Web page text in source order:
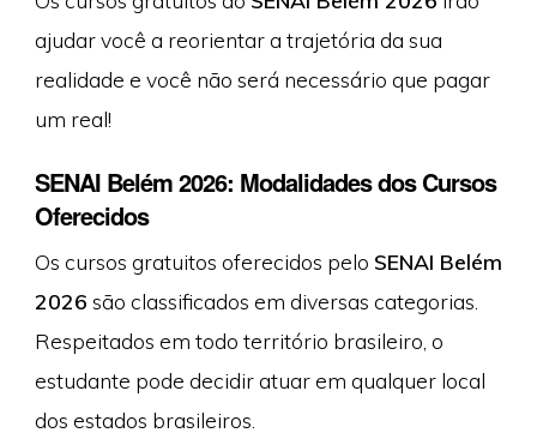
ajudar você a reorientar a trajetória da sua
realidade e você não será necessário que pagar
um real!
SENAI Belém 2026: Modalidades dos Cursos
Oferecidos
Os cursos gratuitos oferecidos pelo SENAI Belém
2026 são classificados em diversas categorias.
Respeitados em todo território brasileiro, o
estudante pode decidir atuar em qualquer local
dos estados brasileiros.